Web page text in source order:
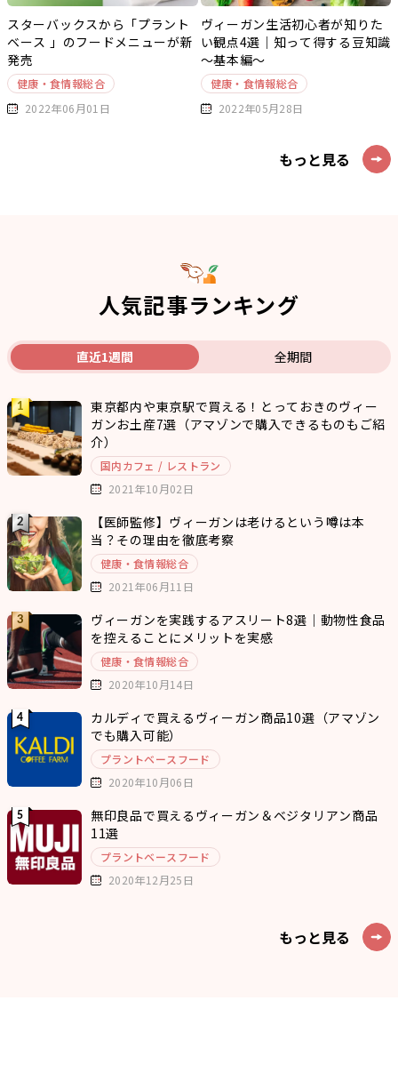
スターバックスから「プラント
ベース 」のフードメニューが新
発売
健康・食情報総合
2022年06月01日
ヴィーガン生活初心者が知りた
い観点4選｜知って得する豆知識
～基本編～
健康・食情報総合
2022年05月28日
もっと見る
人気記事ランキング
直近1週間 全期間
東京都内や東京駅で買える！とっておきのヴィー
ガンお土産7選（アマゾンで購入できるものもご紹
介）
国内カフェ / レストラン
2021年10月02日
【医師監修】ヴィーガンは老けるという噂は本
当？その理由を徹底考察
健康・食情報総合
2021年06月11日
ヴィーガンを実践するアスリート8選｜動物性食品
を控えることにメリットを実感
健康・食情報総合
2020年10月14日
カルディで買えるヴィーガン商品10選（アマゾン
でも購入可能）
プラントベースフード
2020年10月06日
無印良品で買えるヴィーガン＆ベジタリアン商品
11選
プラントベースフード
2020年12月25日
もっと見る